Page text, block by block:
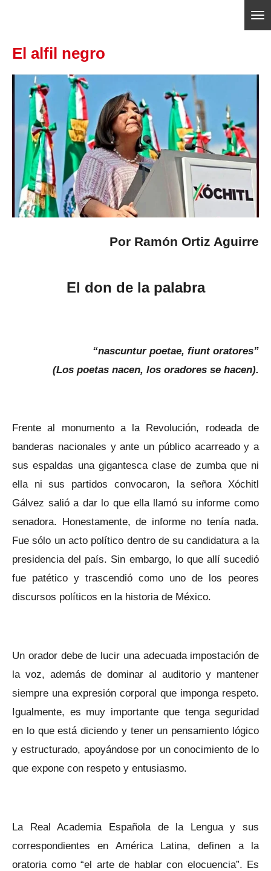
contenido
El alfil negro
Por Ramón Ortiz Aguirre
El don de la palabra
“nascuntur poetae, fiunt oratores”
(Los poetas nacen, los oradores se hacen).
Frente al monumento a la Revolución, rodeada de
banderas nacionales y ante un público acarreado y a
sus espaldas una gigantesca clase de zumba que ni
ella ni sus partidos convocaron, la señora Xóchitl
Gálvez salió a dar lo que ella llamó su informe como
senadora. Honestamente, de informe no tenía nada.
Fue sólo un acto político dentro de su candidatura a la
presidencia del país. Sin embargo, lo que allí sucedió
fue patético y trascendió como uno de los peores
discursos políticos en la historia de México.
Un orador debe de lucir una adecuada impostación de
la voz, además de dominar al auditorio y mantener
siempre una expresión corporal que imponga respeto.
Igualmente, es muy importante que tenga seguridad
en lo que está diciendo y tener un pensamiento lógico
y estructurado, apoyándose por un conocimiento de lo
que expone con respeto y entusiasmo.
La Real Academia Española de la Lengua y sus
correspondientes en América Latina, definen a la
oratoria como “el arte de hablar con elocuencia”. Es